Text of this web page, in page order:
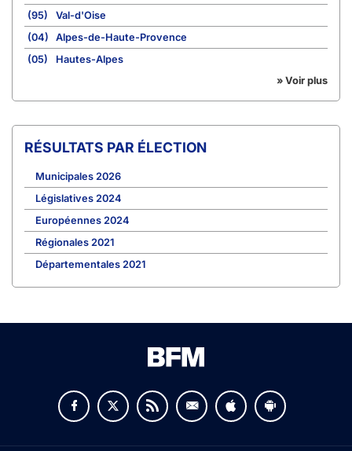
(95)
Val-d'Oise
(04)
Alpes-de-Haute-Provence
(05)
Hautes-Alpes
» Voir plus
RÉSULTATS PAR ÉLECTION
Municipales 2026
Législatives 2024
Européennes 2024
Régionales 2021
Départementales 2021